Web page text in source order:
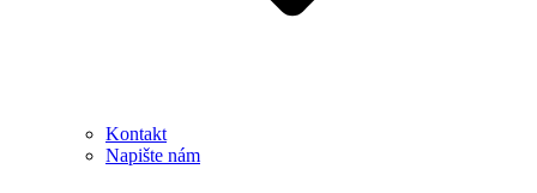
Kontakt
Napište nám